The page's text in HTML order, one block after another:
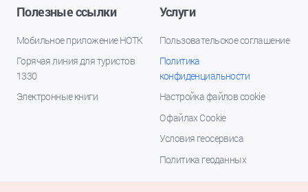
Полезные ссылки
Мобильное приложение НОТК
Горячая линия для туристов
1330
Электронные книги
Услуги
Пользовательское соглашение
Политика
конфиденциальности
Настройка файлов cookie
О файлах Cookie
Условия геосервиса
Политика геоданных